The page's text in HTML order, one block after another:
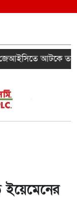
আটকে তারেক
ইয়েমেনের